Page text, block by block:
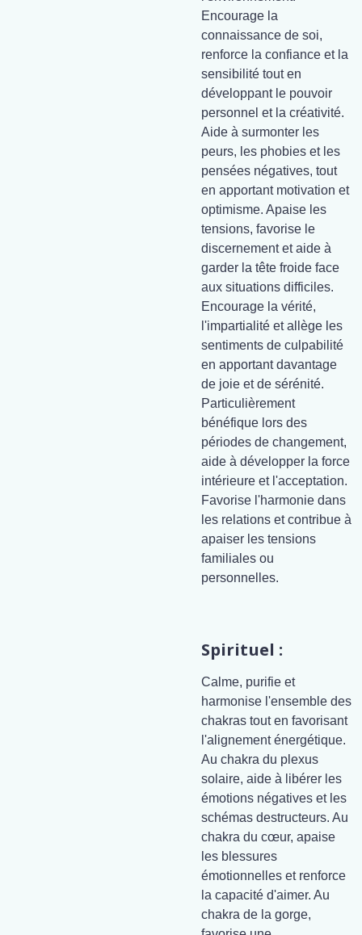
Encourage la
connaissance de soi,
renforce la confiance et la
sensibilité tout en
développant le pouvoir
personnel et la créativité.
Aide à surmonter les
peurs, les phobies et les
pensées négatives, tout
en apportant motivation et
optimisme. Apaise les
tensions, favorise le
discernement et aide à
garder la tête froide face
aux situations difficiles.
Encourage la vérité,
l'impartialité et allège les
sentiments de culpabilité
en apportant davantage
de joie et de sérénité.
Particulièrement
bénéfique lors des
périodes de changement,
aide à développer la force
intérieure et l'acceptation.
Favorise l'harmonie dans
les relations et contribue à
apaiser les tensions
familiales ou
personnelles.
Spirituel :
Calme, purifie et
harmonise l'ensemble des
chakras tout en favorisant
l'alignement énergétique.
Au chakra du plexus
solaire, aide à libérer les
émotions négatives et les
schémas destructeurs. Au
chakra du cœur, apaise
les blessures
émotionnelles et renforce
la capacité d'aimer. Au
chakra de la gorge,